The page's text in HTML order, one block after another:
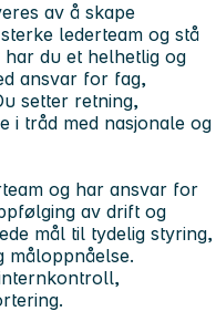
av å skape
lederteam og stå
har du et helhetlig og
ansvar for fag,
setter retning,
i tråd med nasjonale og
og har ansvar for
av drift og
mål til tydelig styring,
måloppnåelse.